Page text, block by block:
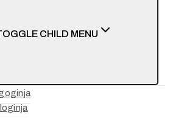
CHILD MENU